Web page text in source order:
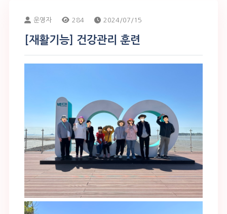
운영자 284 2024/07/15
[재활기능] 건강관리 훈련